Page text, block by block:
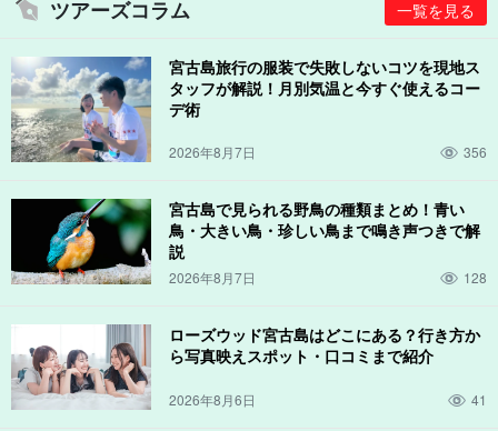
ツアーズコラム 一覧を見る
宮古島旅行の服装で失敗しないコツを現地ス
タッフが解説！月別気温と今すぐ使えるコー
デ術
2026年8月7日 356
宮古島で見られる野鳥の種類まとめ！青い
鳥・大きい鳥・珍しい鳥まで鳴き声つきで解
説
2026年8月7日 128
ローズウッド宮古島はどこにある？行き方か
ら写真映えスポット・口コミまで紹介
2026年8月6日 41